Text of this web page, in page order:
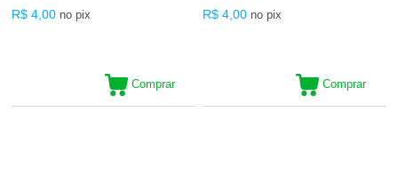
R$ 4,00 no pix
Comprar
R$ 4,00 no pix
Comprar